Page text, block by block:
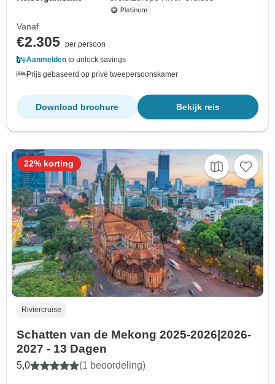
Vanaf
€2.305 per persoon
Aanmelden to unlock savings
Prijs gebaseerd op privé tweepersoonskamer
Bekijk reis
Download brochure
Riviercruise
Schatten van de Mekong 2025-2026|2026-
2027 - 13 Dagen
5,0 (1 beoordeling)
22% korting